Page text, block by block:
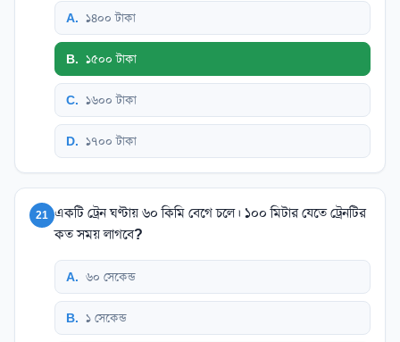
A. ১৪০০ টাকা
B. ১৫০০ টাকা
C. ১৬০০ টাকা
D. ১৭০০ টাকা
21 একটি ট্রেন ঘণ্টায় ৬০ কিমি বেগে চলে। ১০০ মিটার যেতে ট্রেনটির
কত সময় লাগবে?
A. ৬০ সেকেন্ড
B. ১ সেকেন্ড